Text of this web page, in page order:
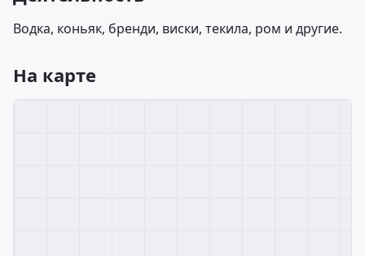
Водка, коньяк, бренди, виски, текила, ром и другие.
На карте